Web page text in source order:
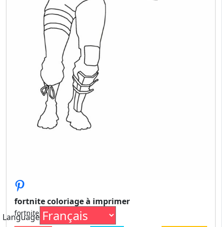
fortnite coloriage à imprimer
fortnite coloriage à imprimer
Language